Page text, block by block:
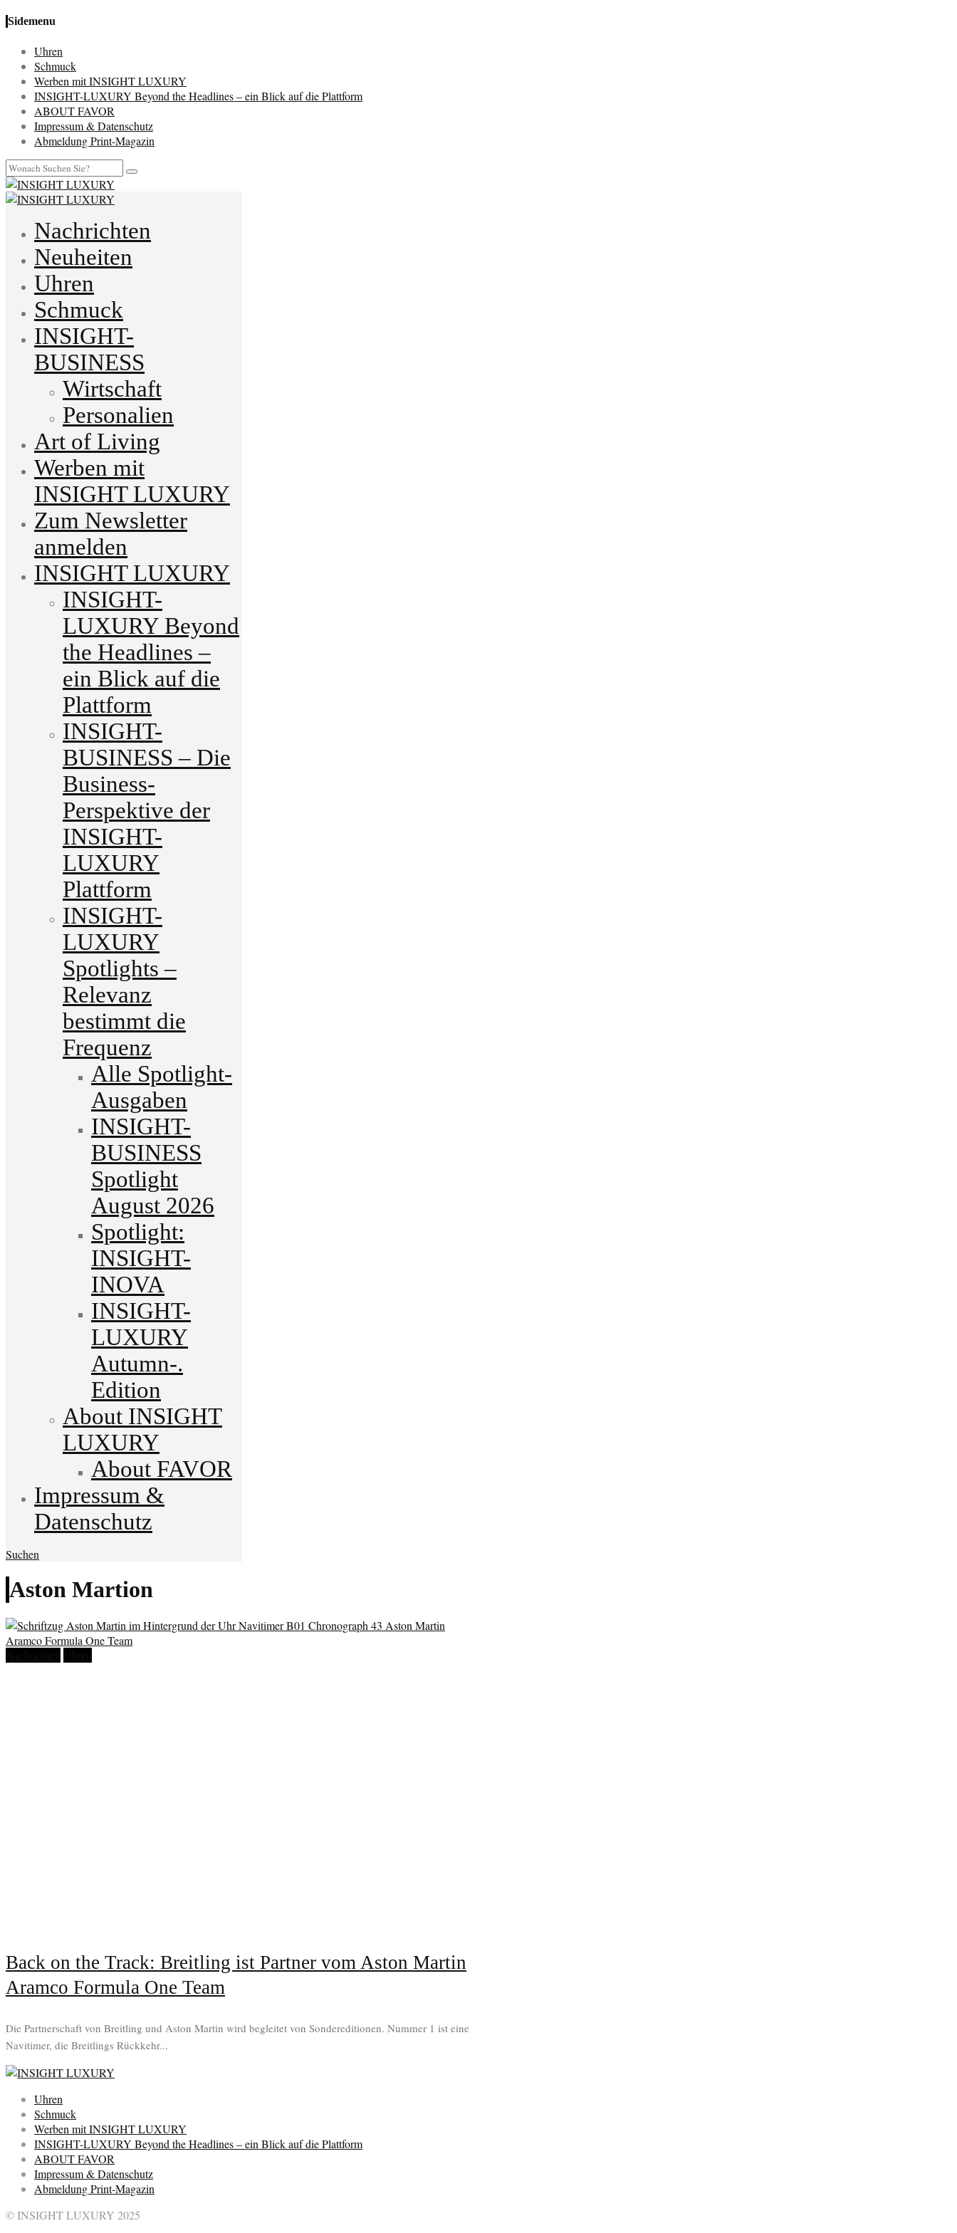
Sidemenu
Uhren
Schmuck
Werben mit INSIGHT LUXURY
INSIGHT-LUXURY Beyond the Headlines – ein Blick auf die Plattform
ABOUT FAVOR
Impressum & Datenschutz
Abmeldung Print-Magazin
Nachrichten
Neuheiten
Uhren
Schmuck
INSIGHT-
BUSINESS
Wirtschaft
Personalien
Art of Living
Werben mit
INSIGHT LUXURY
Zum Newsletter
anmelden
INSIGHT LUXURY
INSIGHT-
LUXURY Beyond
the Headlines –
ein Blick auf die
Plattform
INSIGHT-
BUSINESS – Die
Business-
Perspektive der
INSIGHT-
LUXURY
Plattform
INSIGHT-
LUXURY
Spotlights –
Relevanz
bestimmt die
Frequenz
Alle Spotlight-
Ausgaben
INSIGHT-
BUSINESS
Spotlight
August 2026
Spotlight:
INSIGHT-
INOVA
INSIGHT-
LUXURY
Autumn-.
Edition
About INSIGHT
LUXURY
About FAVOR
Impressum &
Datenschutz
Suchen
Aston Martion
Back on the Track: Breitling ist Partner vom Aston Martin
Aramco Formula One Team
Die Partnerschaft von Breitling und Aston Martin wird begleitet von Sondereditionen. Nummer 1 ist eine
Navitimer, die Breitlings Rückkehr...
Uhren
Schmuck
Werben mit INSIGHT LUXURY
INSIGHT-LUXURY Beyond the Headlines – ein Blick auf die Plattform
ABOUT FAVOR
Impressum & Datenschutz
Abmeldung Print-Magazin
© INSIGHT LUXURY 2025